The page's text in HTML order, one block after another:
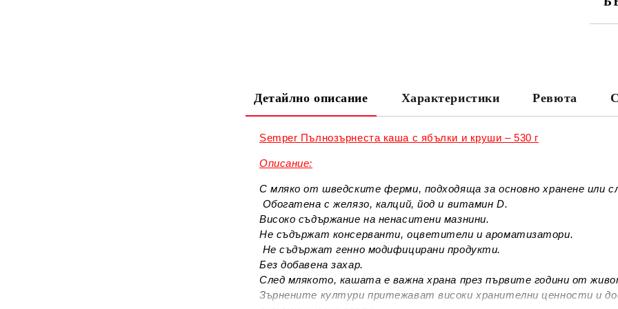
Детайлно описание Характеристики Ревюта
Semper Пълнозърнеста каша с ябълки и круши – 530 г
Описание:
С мляко от шведските ферми, подходяща за основно хранене или
Обогатена с желязо, калций, йод и витамин D.
Високо съдържание на ненаситени мазнини.
Не съдържат консерванти, оцветители и ароматизатори.
Не съдържат генно модифицирани продукти.
Без добавена захар.
След млякото, кашата е важна храна през първите години от
Зърнените култури притежават високи хранителни ценности и